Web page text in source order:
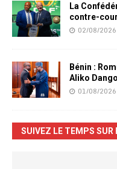
La
contre-
02/08/2026
Bénin :
Aliko
01/08/2026
SUIVEZ LE TEMPS SUR